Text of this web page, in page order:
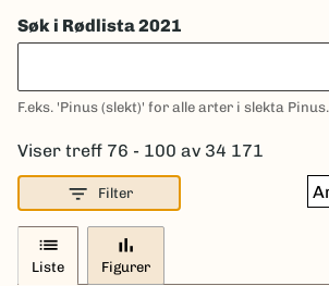
Søk i Rødlista 2021
F.eks. 'Pinus (slekt)' for alle arter i slekta Pinus.
Viser treff 76 - 100 av 34 171
filter_list Filter
list
Liste
bar_chart
Figurer